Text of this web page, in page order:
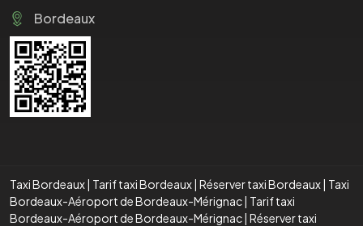
Bordeaux
Taxi Bordeaux| Tarif taxi Bordeaux| Réserver taxi Bordeaux| Taxi
Bordeaux-Aéroport de Bordeaux-Mérignac| Tarif taxi
Bordeaux-Aéroport de Bordeaux-Mérignac| Réserver taxi